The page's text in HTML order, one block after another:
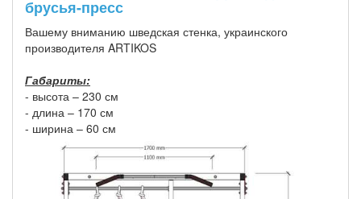
брусья-пресс
Вашему вниманию шведская стенка, украинского
производителя ARTIKOS
Габариты:
- высота – 230 см
- длина – 170 см
- ширина – 60 см